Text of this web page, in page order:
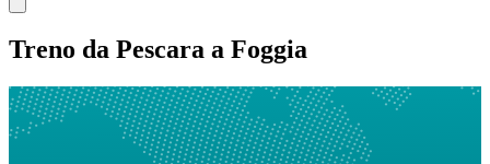
Treno da Pescara a Foggia